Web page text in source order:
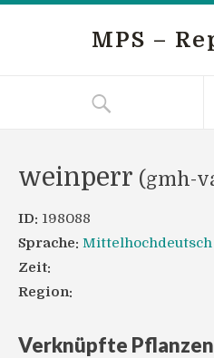
MPS –
weinperr (gmh-
ID: 198088
Sprache: Mittelhochdeutsch
Zeit:
Region:
Verknüpfte